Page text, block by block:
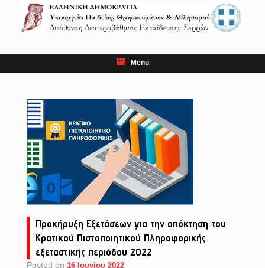
content
Menu
Προκήρυξη Εξετάσεων για την απόκτηση του
Κρατικού Πιστοποιητικού Πληροφορικής
εξεταστικής περιόδου 2022
Posted on 16 Ιουνίου 2022